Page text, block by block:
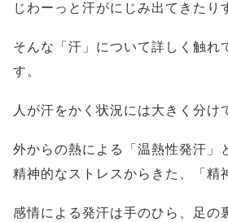
じわーっと汗がにじみ出てきたり
そんな「汗」について詳しく触れ
す。
人が汗をかく状況には大きく分け
外からの熱による「温熱性発汗」
精神的なストレスからきた、「精
感情による発汗は手のひら、足の